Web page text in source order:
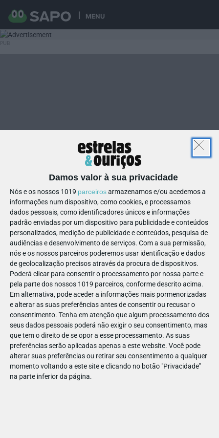
MENU
Damos valor à sua privacidade
Nós e os nossos 1019 parceirosarmazenamos e/ou acedemos a
informações num dispositivo, como cookies, e processamos
dados pessoais, como identificadores únicos e informações
padrão enviadas por um dispositivo para publicidade e conteúdos
personalizados, medição de publicidade e conteúdos, pesquisa de
audiências e desenvolvimento de serviços. Com a sua permissão,
nós e os nossos parceiros poderemos usar identificação e dados
de geolocalização precisos através da procura de dispositivos.
Poderá clicar para consentir o processamento por nossa parte e
pela parte dos nossos 1019 parceiros, conforme descrito acima.
Em alternativa, pode aceder a informações mais pormenorizadas
e alterar as suas preferências antes de consentir ou recusar o
consentimento. Tenha em atenção que algum processamento dos
seus dados pessoais poderá não exigir o seu consentimento, mas
que tem o direito de se opor a esse processamento. As suas
preferências serão aplicadas apenas a este website. Você pode
alterar suas preferências ou retirar seu consentimento a qualquer
momento voltando a este site e clicando no botão "Privacidade"
na parte inferior da página.
23
837471874765083